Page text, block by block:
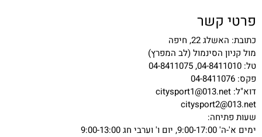
פרטי קשר
כתובת: האשלג 22, חיפה
מול קניון הסינמול (לב המפרץ)
טל: 04-8411010, 04-8411075
פקס: 04-8411076
דוא"ל: citysport1@013.net
citysport2@013.net
שעות פתיחה:
ימים א'-ה' 9:00-17:00, יום ו' וערבי חג 9:00-13:00